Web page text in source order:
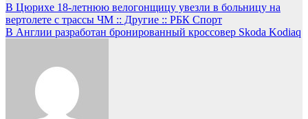
Навигация
по
В Цюрихе 18-летнюю велогонщицу увезли в больницу на
вертолете с трассы ЧМ :: Другие :: РБК Спорт
В Англии разработан бронированный кроссовер Skoda Kodiaq